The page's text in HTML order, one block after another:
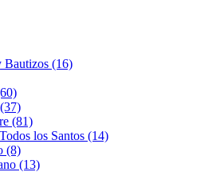
Bautizos (16)
(81)
los Santos (14)
(8)
(13)